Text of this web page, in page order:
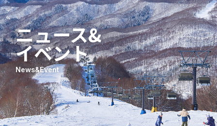
ニュース&
イベント
News&Event
トップ ゲレンデガイド
チケット料金 レンタル
スクール レストラン/施設
アクセス 初心者ガイド